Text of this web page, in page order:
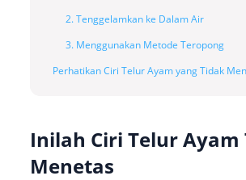
2. Tenggelamkan ke Dalam Air
3. Menggunakan Metode Teropong
Perhatikan Ciri Telur Ayam yang Tidak
Inilah Ciri Telur Ayam
Menetas